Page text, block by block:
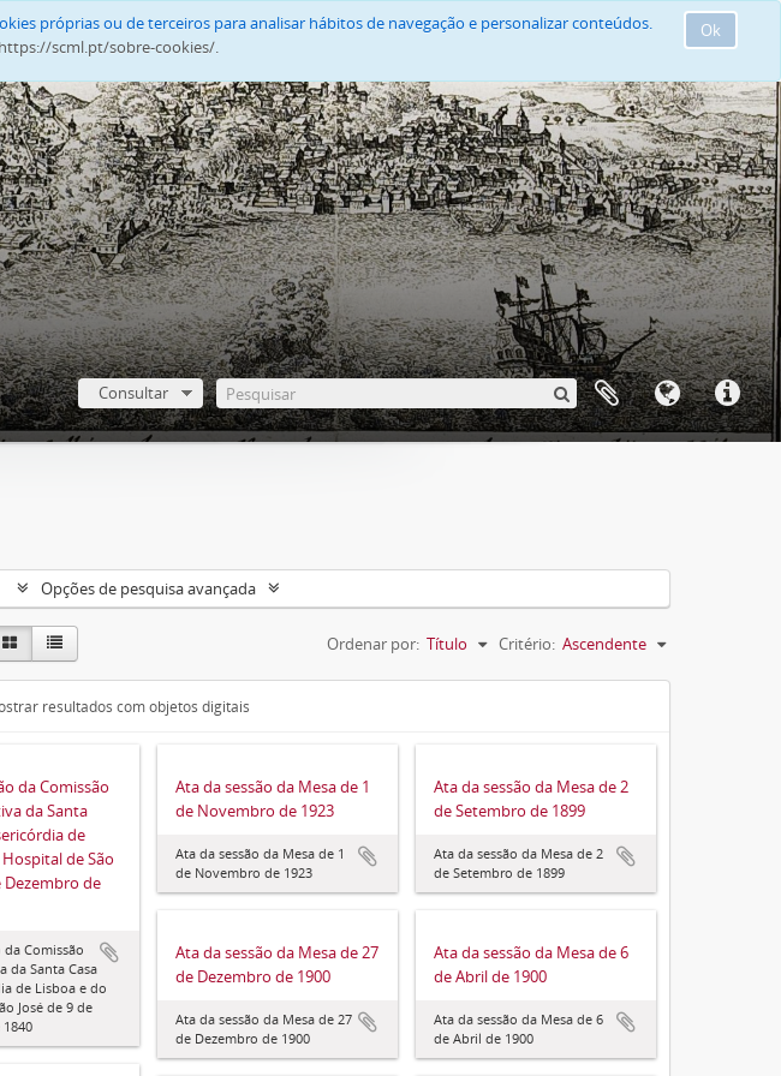
Ok
próprias ou de terceiros para analisar hábitos de navegação e personalizar conteúdos.
scml.pt/sobre-cookies/.
Consultar
Opções de pesquisa avançada
Ordenar por: Título Critério: Ascendente
resultados com objetos digitais
da Comissão
da Santa
de
de São
Dezembro de
da Comissão
da Santa Casa
de Lisboa e do
José de 9 de
Ata da sessão da Mesa de 1
de Novembro de 1923
Ata da sessão da Mesa de 1
de Novembro de 1923
Ata da sessão da Mesa de 2
de Setembro de 1899
Ata da sessão da Mesa de 2
de Setembro de 1899
Ata da sessão da Mesa de 27
de Dezembro de 1900
Ata da sessão da Mesa de 27
de Dezembro de 1900
Ata da sessão da Mesa de 6
de Abril de 1900
Ata da sessão da Mesa de 6
de Abril de 1900